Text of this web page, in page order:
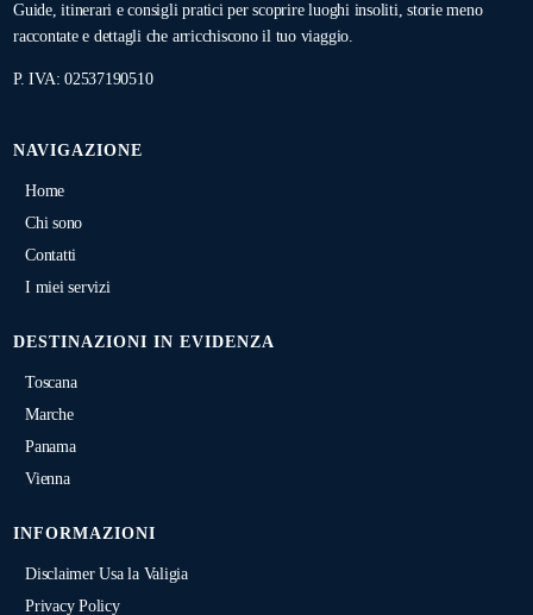
Guide, itinerari e consigli pratici per scoprire luoghi insoliti, storie meno
raccontate e dettagli che arricchiscono il tuo viaggio.
P. IVA: 02537190510
NAVIGAZIONE
Home
Chi sono
Contatti
I miei servizi
DESTINAZIONI IN EVIDENZA
Toscana
Marche
Panama
Vienna
INFORMAZIONI
Disclaimer Usa la Valigia
Privacy Policy